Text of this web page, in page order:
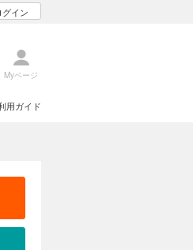
グイン
Myページ
用ガイド